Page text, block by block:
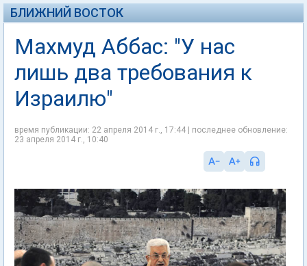
БЛИЖНИЙ ВОСТОК
Махмуд Аббас: "У нас
лишь два требования к
Израилю"
время публикации: 22 апреля 2014 г., 17:44 | последнее обновление:
23 апреля 2014 г., 10:40